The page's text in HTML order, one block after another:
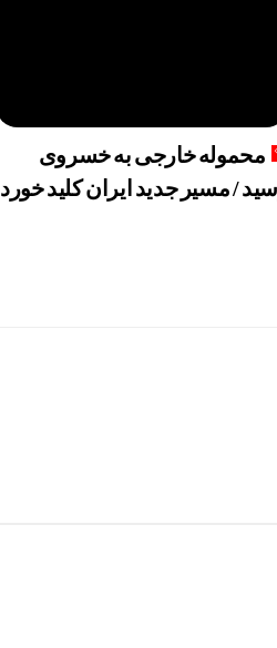
گرفت؟
محموله خارجی به خسروی
/ مسیر جدید ایران کلید خورد